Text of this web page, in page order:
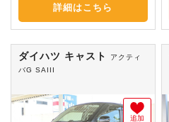
詳細はこちら
ダイハツ キャスト
アクティ
バG SAIII
追加